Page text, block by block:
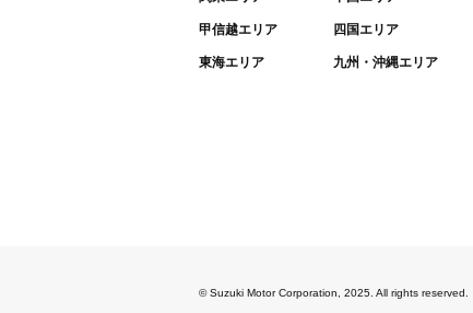
甲信越エリア
東海エリア
四国エリア
九州・沖縄エリア
© Suzuki Motor Corporation, 2025. All rights reserved.